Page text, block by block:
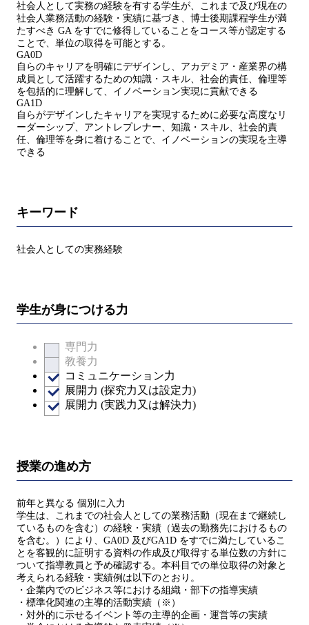
社会人として実務の経験を有する学生が、これまで及び現在の
社会人業務活動の経験・実績に基づき、博士後期課程学生が満
たすべき GA をすでに修得していることをコース等が認定する
ことで、単位の取得を可能とする。
GA0D
自らのキャリアを明確にデザインし、アカデミア・産業界の構
成員として活躍するための知識・スキル、社会的責任、倫理等
を包括的に理解して、イノベーション実現に貢献できる
GA1D
自らがデザインしたキャリアを実現するために必要な高度なリ
ーダーシップ、アントレプレナー、知識・スキル、社会的責
任、倫理等を身に着けることで、イノベーションの実現を主導
できる
キーワード
社会人としての実務経験
学生が身につける力
専門力
教養力
コミュニケーション力
展開力 (探究力又は設定力)
展開力 (実践力又は解決力)
授業の進め方
前年と異なる 個別に入力
学生は、これまでの社会人としての業務活動（現在まで継続し
ているものを含む）の経験・実績（過去の勤務先におけるもの
を含む。）により、GA0D 及びGA1D をすでに満たしているこ
とを客観的に証明する資料の作成及び取得する単位数の方針に
ついて指導教員と予め確認する。本科目での単位取得の対象と
考えられる経験・実績例は以下のとおり。
・企業内でのビジネス等における組織・部下の指導実績
・標準化関連の主導的活動実績（※）
・対外的に示せるイベント等の主導的企画・運営等の実績